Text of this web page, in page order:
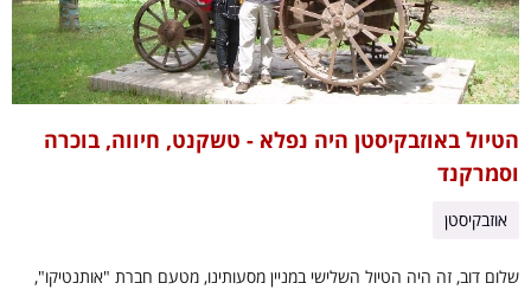
הטיול באוזבקיסטן היה נפלא - טשקנט, חיווה, בוכרה
וסמרקנד
אוזבקיסטן
שלום דוב, זה היה הטיול השלישי במניין מסעותינו, מטעם חברת "אותנטיקו",